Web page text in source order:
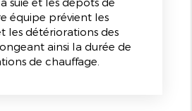
équipe prévient les
les détériorations des
ainsi la durée de
de chauffage.